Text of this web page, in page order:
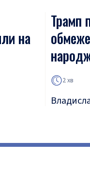
на
Трамп
2 хв